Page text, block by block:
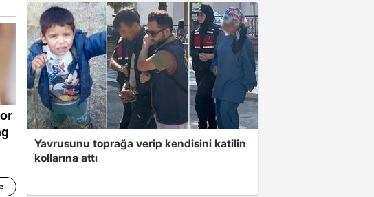
Yavrusunu toprağa verip kendisini katilin
kollarına attı